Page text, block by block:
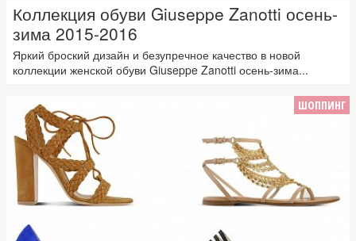
Коллекция обуви Giuseppe Zanotti осень-
зима 2015-2016
Яркий броский дизайн и безупречное качество в новой
коллекции женской обуви Giuseppe Zanotti осень-зима...
ШОППИНГ